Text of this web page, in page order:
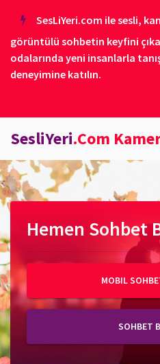
SesLiYeri.com ile sesli,
görüntülü sohbetin keyfini
odalarında yeni insanlarla
deneyimine katılın.
SesliYeri.Com
Hemen Sohbet
MOBIL
SOHBET